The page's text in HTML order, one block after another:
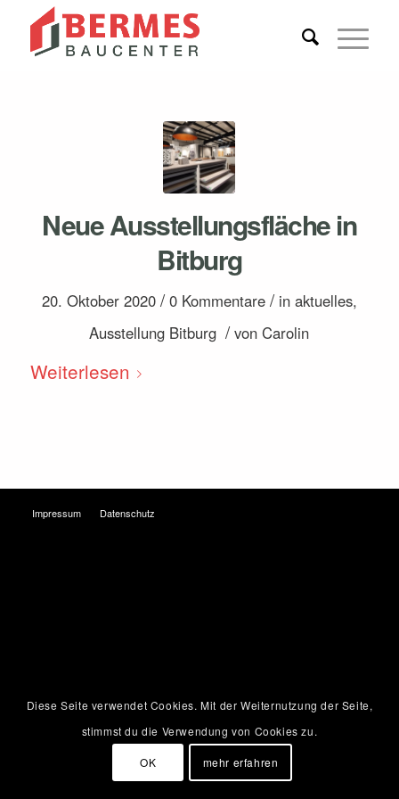
Neue Ausstellungsfläche in
Bitburg
20. Oktober 2020 / 0 Kommentare / in aktuelles,
Ausstellung Bitburg / vonCarolin
Weiterlesen
Impressum Datenschutz
Diese Seite verwendet Cookies. Mit der Weiternutzung der Seite,
stimmst du die Verwendung von Cookies zu.
OK mehr erfahren